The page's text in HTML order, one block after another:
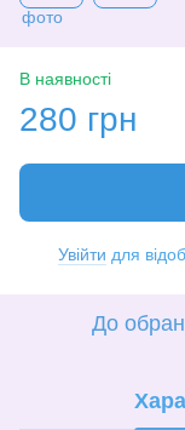
В наявності
280 грн
Увійти для
До